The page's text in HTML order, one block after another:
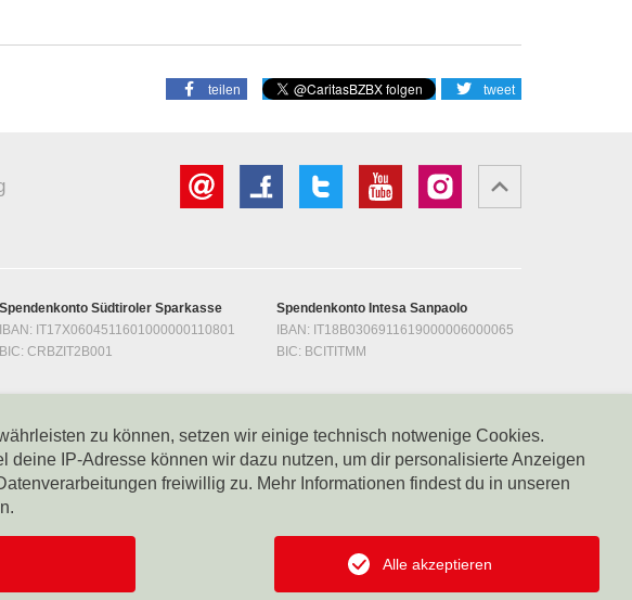
teilen tweet
Spendenkonto Südtiroler Sparkasse
IBAN: IT17X0604511601000000110801
BIC: CRBZIT2B001
Spendenkonto Intesa Sanpaolo
IBAN: IT18B0306911619000006000065
BIC: BCITITMM
IBAN: IT42F0349311600000300200018
BIC: RZSBIT2B
IBAN: IT12R0585611601050571000032
BIC: BPAAIT2B050
zu können, setzen wir einige technisch notwenige Cookies.
IP-Adresse können wir dazu nutzen, um dir personalisierte Anzeigen
freiwillig zu. Mehr Informationen findest du in unseren
Alle akzeptieren